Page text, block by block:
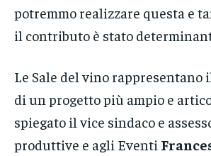
potremmo realizzare questa e
il contributo è stato
Le Sale del vino rappresentano
di un progetto più ampio e
spiegato il vice sindaco e
produttive e agli Eventi